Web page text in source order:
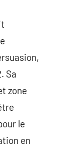
Sa
zone
le
en